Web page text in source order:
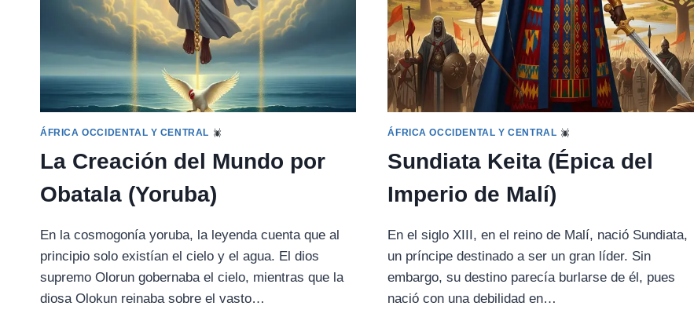
ÁFRICA OCCIDENTAL Y CENTRAL
La Creación del Mundo por
Obatala (Yoruba)
En la cosmogonía yoruba, la leyenda cuenta que al
principio solo existían el cielo y el agua. El dios
supremo Olorun gobernaba el cielo, mientras que la
diosa Olokun reinaba sobre el vasto…
ÁFRICA OCCIDENTAL Y CENTRAL
Sundiata Keita (Épica del
Imperio de Malí)
En el siglo XIII, en el reino de Malí, nació Sundiata,
un príncipe destinado a ser un gran líder. Sin
embargo, su destino parecía burlarse de él, pues
nació con una debilidad en…